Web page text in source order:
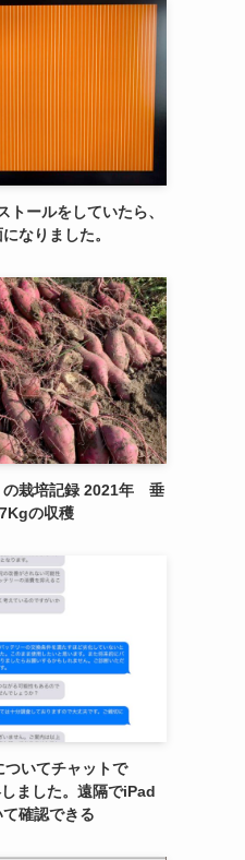
ールをしていたら、
なりました。
の栽培記録 2021年 垂
の収穫
いてチャットで
ました。遠隔でiPad
確認できる